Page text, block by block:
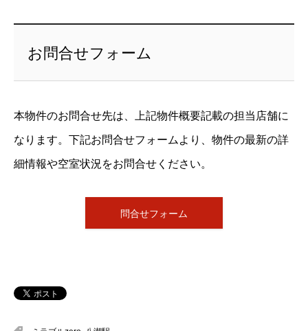
お問合せフォーム
本物件のお問合せ先は、上記物件概要記載の担当店舗に
なります。下記お問合せフォームより、物件の最新の詳
細情報や空室状況をお問合せください。
問合せフォーム